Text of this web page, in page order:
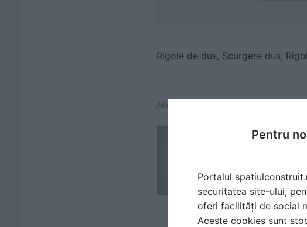
Rigole de dus, Scurgere dus,
Alte video-uri de la acelasi produs
Pentru
Portalul
securitatea site-ului,
oferi facilități de social
Aceste cookies sunt